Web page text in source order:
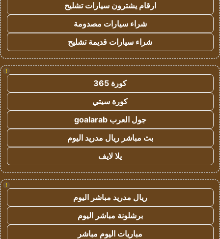
ارقام يشترون سيارات تشليح
شراء سيارات مصدومة
شراء سيارات قديمة تشليح
!
كورة 365
كورة سيتي
جول العرب goalarab
بث مباشر ريال مدريد اليوم
يلا لايف
!
ريال مدريد مباشر اليوم
برشلونة مباشر اليوم
مباريات اليوم مباشر